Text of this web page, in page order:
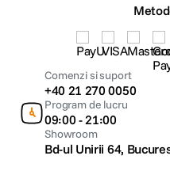
Comenzi si suport
+40 21 270 0050
Program de lucru
09:00 - 21:00
Showroom
Bd-ul Unirii 64,